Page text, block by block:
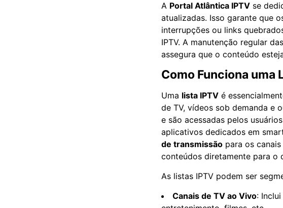
A Portal Atlântica IPTV se
atualizadas. Isso garante que
interrupções ou links
IPTV. A manutenção regular
assegura que o conteúdo
Como Funciona uma
Uma lista IPTV é
de TV, vídeos sob demanda e
e são acessadas pelos
aplicativos dedicados em
de transmissão para os
conteúdos diretamente para o
As listas IPTV podem ser
Canais de TV ao Vivo: